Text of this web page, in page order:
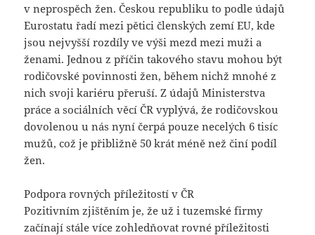
v neprospěch žen. Českou republiku to podle údajů
Eurostatu řadí mezi pětici členských zemí EU, kde
jsou nejvyšší rozdíly ve výši mezd mezi muži a
ženami. Jednou z příčin takového stavu mohou být
rodičovské povinnosti žen, během nichž mnohé z
nich svoji kariéru přeruší. Z údajů Ministerstva
práce a sociálních věcí ČR vyplývá, že rodičovskou
dovolenou u nás nyní čerpá pouze necelých 6 tisíc
mužů, což je přibližně 50 krát méně než činí podíl
žen.
Podpora rovných příležitostí v ČR
Pozitivním zjištěním je, že už i tuzemské firmy
začínají stále více zohledňovat rovné příležitosti